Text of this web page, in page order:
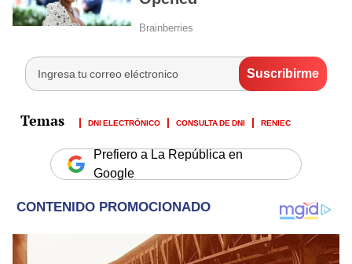
DNI ELECTRÓNICO CONSULTA DE DNI RENIEC
Prefiero a La República en
Google